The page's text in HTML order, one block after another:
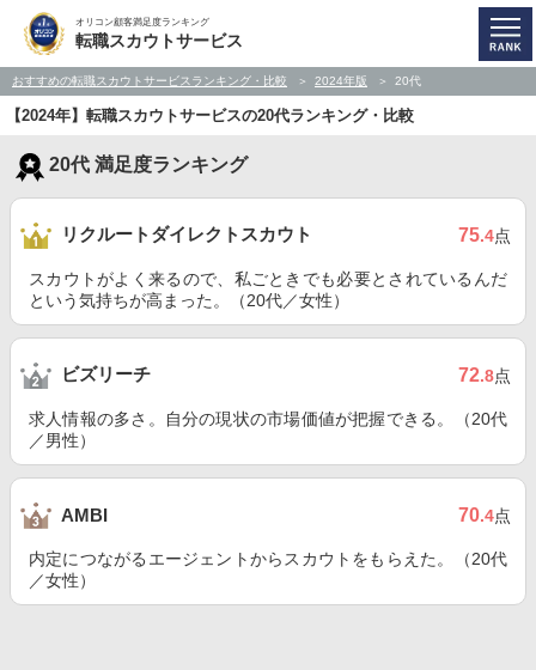
オリコン顧客満足度ランキング
転職スカウトサービス
おすすめの転職スカウトサービスランキング・比較 2024年版 20代
【2024年】転職スカウトサービスの20代ランキング・比較
20代 満足度ランキング
リクルートダイレクトスカウト 75.4点
スカウトがよく来るので、私ごときでも必要とされているんだ
という気持ちが高まった。（20代／女性）
ビズリーチ 72.8点
求人情報の多さ。自分の現状の市場価値が把握できる。（20代
／男性）
AMBI 70.4点
内定につながるエージェントからスカウトをもらえた。（20代
／女性）